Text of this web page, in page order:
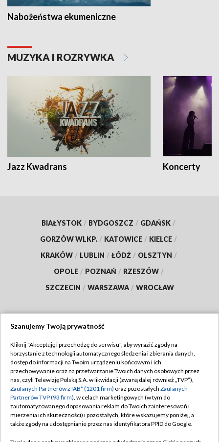
Nabożeństwa ekumeniczne
MUZYKA I ROZRYWKA
Jazz Kwadrans Koncerty
BIAŁYSTOK / BYDGOSZCZ / GDAŃSK /
GORZÓW WLKP. / KATOWICE / KIELCE /
KRAKÓW / LUBLIN / ŁÓDŹ / OLSZTYN /
OPOLE / POZNAŃ / RZESZÓW /
SZCZECIN / WARSZAWA / WROCŁAW
TVP
Abonament TVP
Emisja w TVP
Centrum informacji TVP
Naziemna Telewizja Cyfrowa
Regulamin TVP
Polityka prywatności
Moje zgody
Pomoc
Szanujemy Twoją prywatność
Kliknij "Akceptuję i przechodzę do serwisu", aby wyrazić zgody na
korzystanie z technologii automatycznego śledzenia i zbierania danych,
dostęp do informacji na Twoim urządzeniu końcowym i ich
przechowywanie oraz na przetwarzanie Twoich danych osobowych przez
nas, czyli Telewizję Polską S.A. w likwidacji (zwaną dalej również „TVP”),
Zaufanych Partnerów z IAB* (1201 firm) oraz pozostałych Zaufanych
Partnerów TVP (93 firm), w celach marketingowych (w tym do
zautomatyzowanego dopasowania reklam do Twoich zainteresowań i
mierzenia ich skuteczności) i pozostałych, które wskazujemy poniżej, a
także zgody na udostępnianie przez nas identyfikatora PPID do Google.